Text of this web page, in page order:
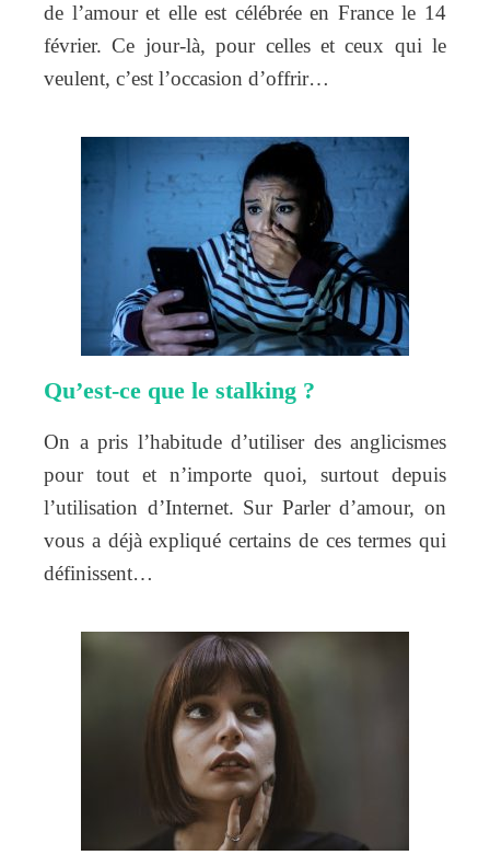
de l’amour et elle est célébrée en France le 14
février. Ce jour-là, pour celles et ceux qui le
veulent, c’est l’occasion d’offrir…
Qu’est-ce que le stalking ?
On a pris l’habitude d’utiliser des anglicismes
pour tout et n’importe quoi, surtout depuis
l’utilisation d’Internet. Sur Parler d’amour, on
vous a déjà expliqué certains de ces termes qui
définissent…